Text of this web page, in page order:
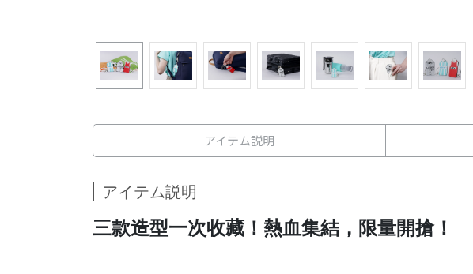
アイテム説明
アイテム説明
三款造型一次收藏！ 熱血集結，限量開搶！